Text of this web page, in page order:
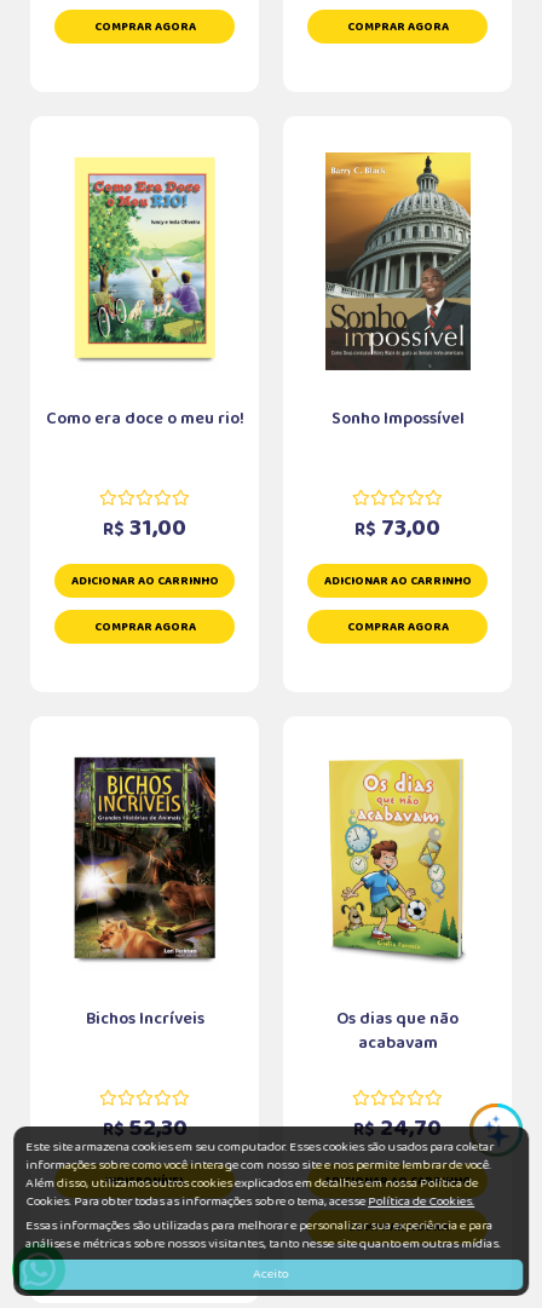
COMPRAR AGORA COMPRAR AGORA
Como era doce o meu rio!
R$ 31,00
ADICIONAR AO CARRINHO
COMPRAR AGORA
Sonho Impossível
R$ 73,00
ADICIONAR AO CARRINHO
COMPRAR AGORA
Bichos Incríveis
R$52,30
INDISPONÍVEL
Os dias que não
acabavam
R$24,70
ADICIONAR AO CARRINHO
COMPRAR AGORA
Este site armazena cookies em seu computador. Esses cookies são usados para coletar
informações sobre como você interage com nosso site e nos permite lembrar de você.
Além disso, utilizamos outros cookies explicados em detalhes em nossa Política de
Cookies. Para obter todas as informações sobre o tema, acessePolítica de Cookies.
Essas informações são utilizadas para melhorar e personalizar sua experiência e para
análises e métricas sobre nossos visitantes, tanto nesse site quanto em outras mídias.
Aceito